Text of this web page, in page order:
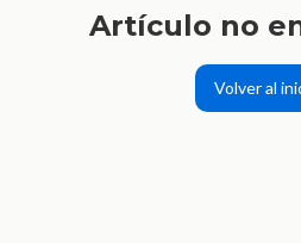
Artículo no
Volver al